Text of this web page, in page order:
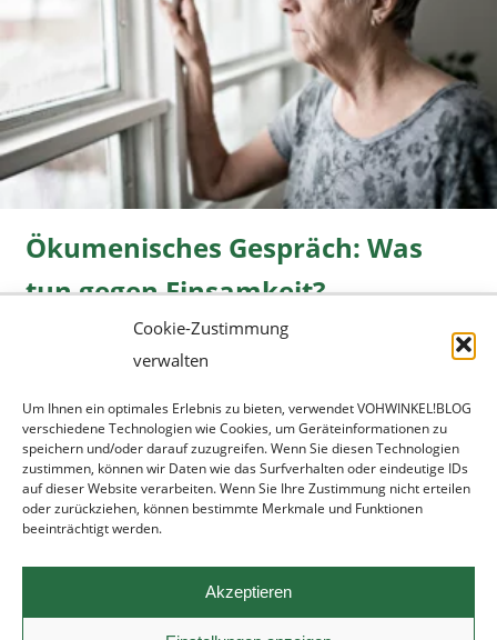
Cookie-Zustimmung
verwalten
Um Ihnen ein optimales Erlebnis zu bieten, verwendet VOHWINKEL!BLOG
verschiedene Technologien wie Cookies, um Geräteinformationen zu
speichern und/oder darauf zuzugreifen. Wenn Sie diesen Technologien
zustimmen, können wir Daten wie das Surfverhalten oder eindeutige IDs
auf dieser Website verarbeiten. Wenn Sie Ihre Zustimmung nicht erteilen
oder zurückziehen, können bestimmte Merkmale und Funktionen
beeinträchtigt werden.
Akzeptieren
Ökumenisches Gespräch: Was
tun gegen Einsamkeit?
» mehr...
Werbung|Datenschutz|Impressum
ronsdorf.net|wupper.blog